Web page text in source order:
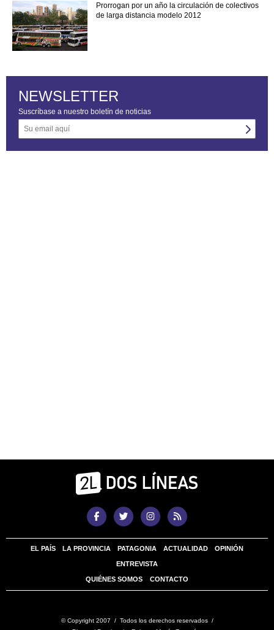
Prorrogan por un año la circulación de colectivos
de larga distancia modelo 2012
NEWSLETTER
Suscríbase a nuestro boletín de noticias
EL PAÍS LA PROVINCIA PATAGONIA ACTUALIDAD OPINIÓN
ENTREVISTA
QUIÉNES SOMOS CONTACTO
© Copyright 2007 / Todos los derechos reservados /